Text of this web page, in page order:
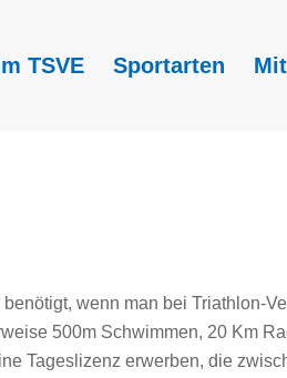
TSVE Sportarten
wenn man bei Triathlon-
500m Schwimmen, 20 Km
Tageslizenz erwerben, die